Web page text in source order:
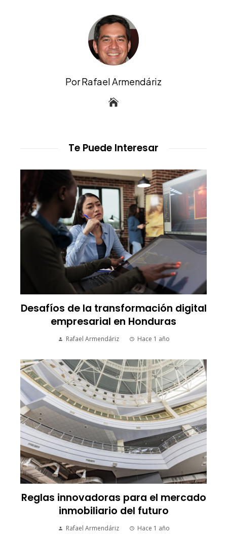
Por Rafael Armendáriz
Te Puede Interesar
Desafíos de la transformación digital
empresarial en Honduras
Rafael Armendáriz Hace 1 año
Reglas innovadoras para el mercado
inmobiliario del futuro
Rafael Armendáriz Hace 1 año